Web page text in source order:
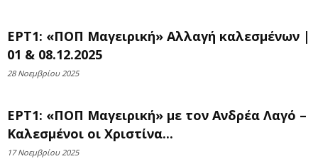
ΕΡΤ1: «ΠΟΠ Μαγειρική» Αλλαγή καλεσμένων |
01 & 08.12.2025
28 Νοεμβρίου 2025
ΕΡΤ1: «ΠΟΠ Μαγειρική» με τον Ανδρέα Λαγό –
Καλεσμένοι οι Χριστίνα...
17 Νοεμβρίου 2025